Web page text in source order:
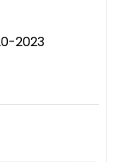
2023